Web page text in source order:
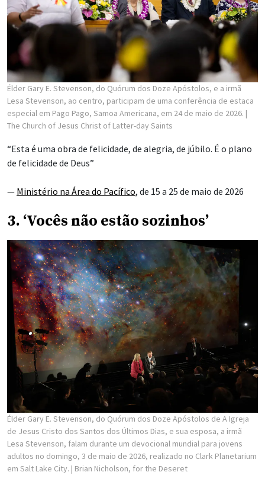
Élder Gary E. Stevenson, do Quórum dos Doze Apóstolos, e a irmã
Lesa Stevenson, ao centro, participam de uma conferência de estaca
especial em Pago Pago, Samoa Americana, em 24 de maio de 2026. |
The Church of Jesus Christ of Latter-day Saints
“Esta é uma obra de felicidade, de alegria, de júbilo. É o plano
de felicidade de Deus”
— Ministério na Área do Pacífico, de 15 a 25 de maio de 2026
3. ‘Vocês não estão sozinhos’
Élder Gary E. Stevenson, do Quórum dos Doze Apóstolos de A Igreja
de Jesus Cristo dos Santos dos Últimos Dias, e sua esposa, a irmã
Lesa Stevenson, falam durante um devocional mundial para jovens
adultos no domingo, 3 de maio de 2026, realizado no Clark Planetarium
em Salt Lake City. | Brian Nicholson, for the Deseret